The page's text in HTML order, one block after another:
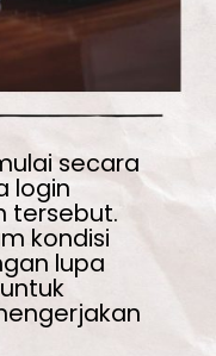
secara
login
tersebut.
kondisi
lupa